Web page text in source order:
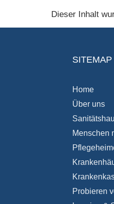
Dieser Inhalt
SITEMAP
Home
Über uns
Menschen
Probieren